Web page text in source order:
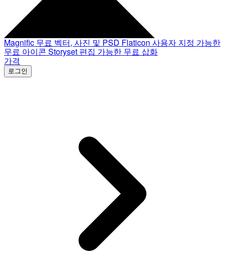
Magnific 무료 벡터, 사진 및 PSD Flaticon 사용자 지정 가능한
무료 아이콘 Storyset 편집 가능한 무료 삽화
가격
로그인